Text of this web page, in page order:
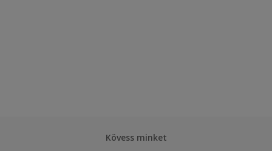
Kövess minket